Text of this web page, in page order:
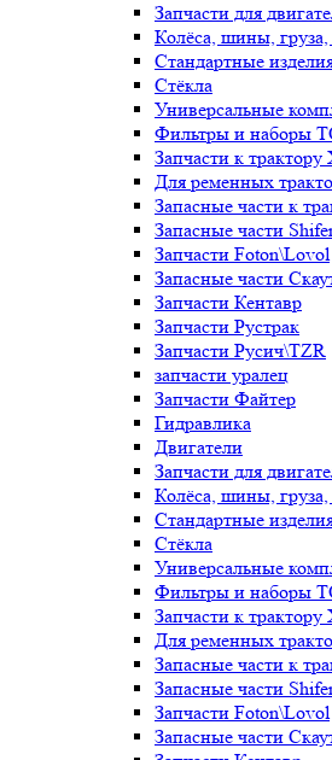
Запчасти для
Колёса, шины,
Стандартные
Стёкла
Универсальные
Фильтры и наборы
Запчасти к трактору
Для ременных
Запасные части к
Запасные части
Запчасти Foton\Lovol
Запасные части
Запчасти Кентавр
Запчасти Рустрак
Запчасти Русич\TZR
запчасти уралец
Запчасти Файтер
Гидравлика
Двигатели
Запчасти для
Колёса, шины,
Стандартные
Стёкла
Универсальные
Фильтры и наборы
Запчасти к трактору
Для ременных
Запасные части к
Запасные части
Запчасти Foton\Lovol
Запасные части